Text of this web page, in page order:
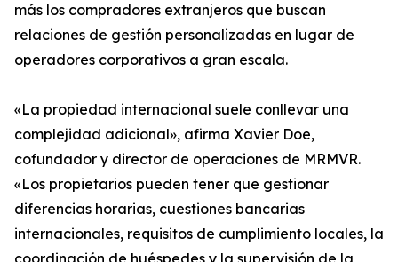
más los compradores extranjeros que buscan
relaciones de gestión personalizadas en lugar de
operadores corporativos a gran escala.
«La propiedad internacional suele conllevar una
complejidad adicional», afirma Xavier Doe,
cofundador y director de operaciones de MRMVR.
«Los propietarios pueden tener que gestionar
diferencias horarias, cuestiones bancarias
internacionales, requisitos de cumplimiento locales, la